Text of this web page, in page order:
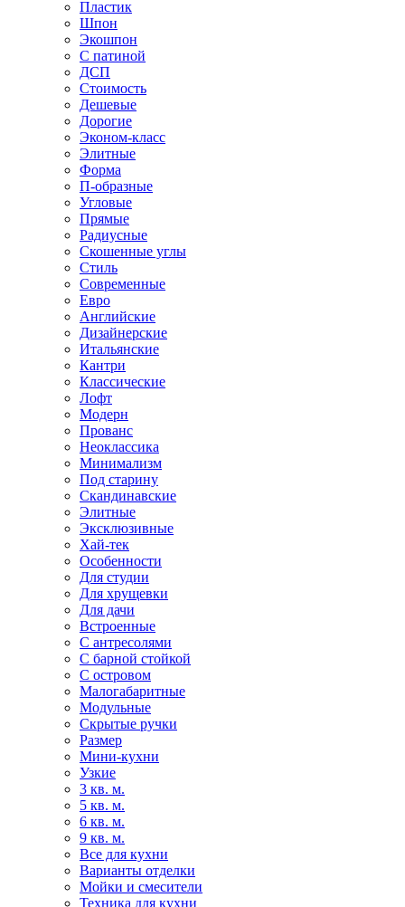
Пластик
Шпон
Экошпон
С патиной
ДСП
Стоимость
Дешевые
Дорогие
Эконом-класс
Элитные
Форма
П-образные
Угловые
Прямые
Радиусные
Скошенные углы
Стиль
Современные
Евро
Английские
Дизайнерские
Итальянские
Кантри
Классические
Лофт
Модерн
Прованс
Неоклассика
Минимализм
Под старину
Скандинавские
Элитные
Эксклюзивные
Хай-тек
Особенности
Для студии
Для хрущевки
Для дачи
Встроенные
С антресолями
С барной стойкой
С островом
Малогабаритные
Модульные
Скрытые ручки
Размер
Мини-кухни
Узкие
3 кв. м.
5 кв. м.
6 кв. м.
9 кв. м.
Все для кухни
Варианты отделки
Мойки и смесители
Техника для кухни